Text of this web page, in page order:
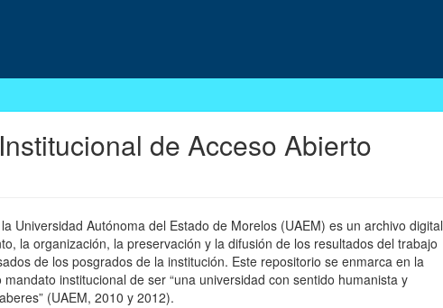
de Acceso Abierto
Universidad Autónoma del Estado de Morelos (UAEM) es un archivo digital
la organización, la preservación y la difusión de los resultados del trabajo
de los posgrados de la institución. Este repositorio se enmarca en la
institucional de ser “una universidad con sentido humanista y
(UAEM, 2010 y 2012).